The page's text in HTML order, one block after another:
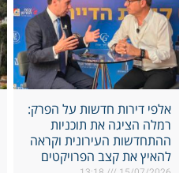
אלפי דירות חדשות על הפרק:
רמלה הציגה את תוכניות
ההתחדשות העירונית וקראה
להאיץ את קצב הפרויקטים